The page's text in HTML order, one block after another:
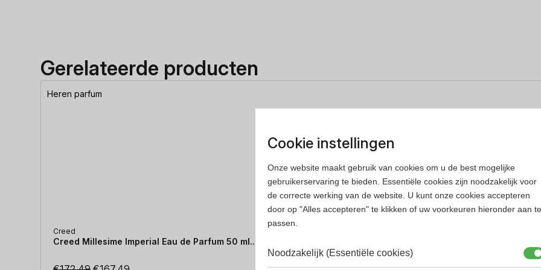
Gerelateerde producten
Heren parfum
Creed
Creed Millesime Imperial Eau de Parfum 50 ml...
Cookie instellingen
Onze website maakt gebruik van cookies om u de best mogelijke
gebruikerservaring te bieden. Essentiële cookies zijn noodzakelijk voor
de correcte werking van de website. U kunt onze cookies accepteren
door op "Alles accepteren" te klikken of uw voorkeuren hieronder aan te
passen.
Noodzakelijk (Essentiële cookies)